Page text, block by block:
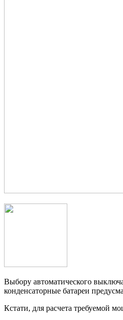
Выбору автоматического
конденсаторные батареи
Кстати, для расчета требуемой